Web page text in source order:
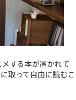
する本が置かれて
取って自由に読むこ